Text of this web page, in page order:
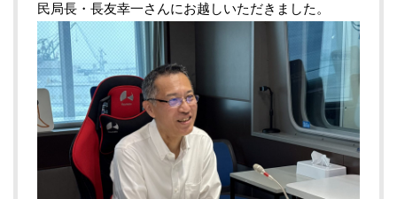
民局長・長友幸一さんにお越しいただきました。